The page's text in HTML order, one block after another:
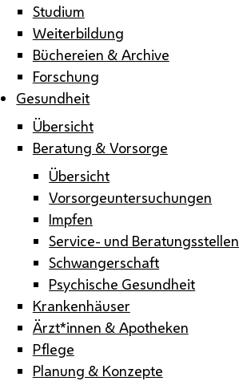
Studium
Weiterbildung
Büchereien & Archive
Forschung
Gesundheit
Übersicht
Beratung & Vorsorge
Übersicht
Vorsorgeuntersuchungen
Impfen
Service- und Beratungsstellen
Schwangerschaft
Psychische Gesundheit
Krankenhäuser
Ärzt*innen & Apotheken
Pflege
Planung & Konzepte